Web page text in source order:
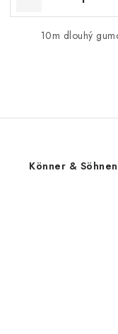
10m dlouhý
Könner &